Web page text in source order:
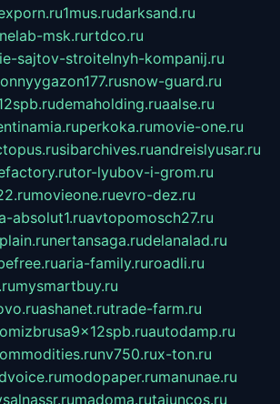
1mus.rudarksand.ru
msk.rurtdco.ru
sajtov-stroitelnyh-kompanij.ru
snow-guard.ru
demaholding.ruaalse.ru
perkoka.rumovie-one.ru
sibarchives.ruandreislyusar.ru
tor-lyubov-i-grom.ru
movieone.ruevro-dez.ru
absolut1.ruavtopomosch27.ru
nertansaga.rudelanalad.ru
aria-family.ruroadli.ru
mysmartbuy.ru
ashanet.rutrade-farm.ru
autodamp.ru
nv750.rux-ton.ru
modopaper.rumanunae.ru
madoma.rutajuncos.ru